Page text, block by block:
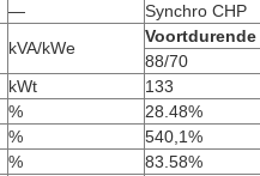
—
Synchro CHP
kVA/kWe
88/70
kWt
133
%
28.48%
%
540,1%
%
83.58%